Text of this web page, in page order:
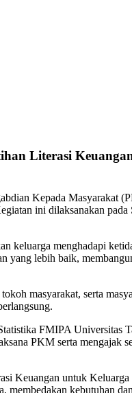
Literasi
Kepada Masyarakat
ini dilaksanakan
keluarga menghadapi
lebih baik,
masyarakat, serta
FMIPA Universitas
PKM serta mengajak
Keuangan untuk Keluarga
kebutuhan